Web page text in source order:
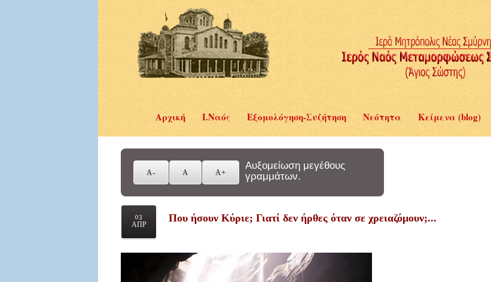
Αρχική Ι.Ναός Εξομολόγηση-Συζήτηση Νεότητα Κείμενα (blog)
Αυξομείωση μεγέθους
γραμμάτων.
03
ΑΠΡ
Που ήσουν Κύριε; Γιατί δεν ήρθες όταν σε χρειαζόμουν;...